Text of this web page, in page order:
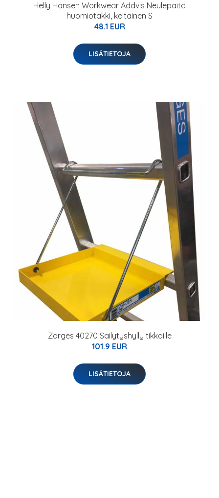
Helly Hansen Workwear Addvis Neulepaita
huomiotakki, keltainen S
48.1 EUR
LISÄTIETOJA
Zarges 40270 Säilytyshylly tikkaille
101.9 EUR
LISÄTIETOJA